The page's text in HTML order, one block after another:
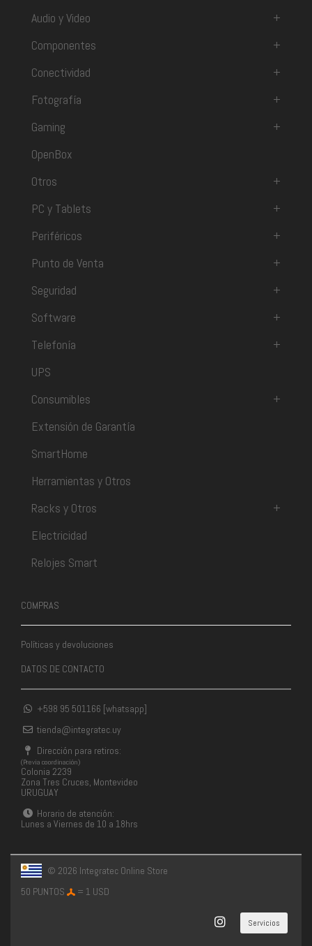
Audio y Video
+
Componentes
+
Conectividad
+
Fotografía
+
Gaming
+
OpenBox
Otros
+
PC y Tablets
+
Periféricos
+
Punto de Venta
+
Seguridad
+
Software
+
Telefonía
+
UPS
Consumibles
+
Extensión de Garantía
SmartHome
Herramientas y Otros
Racks y Otros
+
Electricidad
Relojes Smart
COMPRAS
Políticas y devoluciones
DATOS DE CONTACTO
+598 95 501166 [whatsapp]
tienda@integratec.uy
Dirección para retiros:
(Previa coordinación)
Colonia 2239
Zona Tres Cruces, Montevideo
URUGUAY
Horario de atención:
Lunes a Viernes de 10 a 18hrs
© 2026 Integratec Online Store
50 PUNTOS
= 1 USD
Servicios